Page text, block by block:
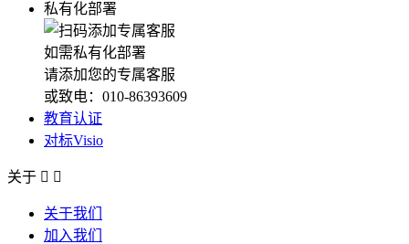
私有化部署
如需私有化部署
请添加您的专属客服
或致电：010-86393609
教育认证
对标Visio
关于  
关于我们
加入我们